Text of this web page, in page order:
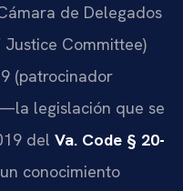
de Delegados
Committee)
(patrocinador
legislación que se
del Va. Code § 20-
conocimiento